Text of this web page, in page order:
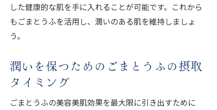
した健康的な肌を手に入れることが可能です。これから
もごまとうふを活用し、潤いのある肌を維持しましょ
う。
潤いを保つためのごまとうふの摂取
タイミング
ごまとうふの美容美肌効果を最大限に引き出すために